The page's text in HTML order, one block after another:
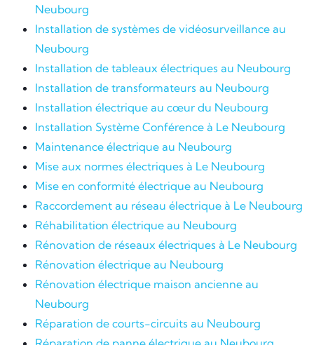
Neubourg
Installation de systèmes de vidéosurveillance au
Neubourg
Installation de tableaux électriques au Neubourg
Installation de transformateurs au Neubourg
Installation électrique au cœur du Neubourg
Installation Système Conférence à Le Neubourg
Maintenance électrique au Neubourg
Mise aux normes électriques à Le Neubourg
Mise en conformité électrique au Neubourg
Raccordement au réseau électrique à Le Neubourg
Réhabilitation électrique au Neubourg
Rénovation de réseaux électriques à Le Neubourg
Rénovation électrique au Neubourg
Rénovation électrique maison ancienne au
Neubourg
Réparation de courts-circuits au Neubourg